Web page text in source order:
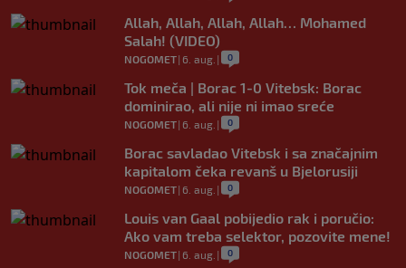
Allah, Allah, Allah, Allah… Mohamed
Salah! (VIDEO)
NOGOMET| 6. aug. | 0
Tok meča | Borac 1-0 Vitebsk: Borac
dominirao, ali nije ni imao sreće
NOGOMET| 6. aug. | 0
Borac savladao Vitebsk i sa značajnim
kapitalom čeka revanš u Bjelorusiji
NOGOMET| 6. aug. | 0
Louis van Gaal pobijedio rak i poručio:
Ako vam treba selektor, pozovite mene!
NOGOMET| 6. aug. | 0